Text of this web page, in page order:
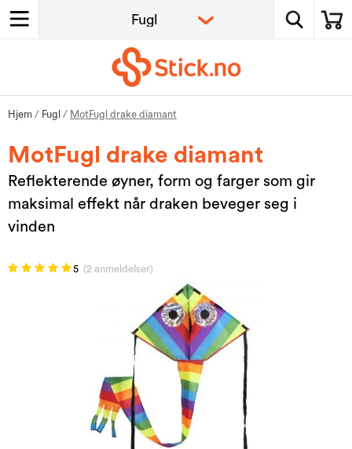
Hjem / Fugl / MotFugl drake diamant
MotFugl drake diamant
Reflekterende øyner, form og farger som gir
maksimal effekt når draken beveger seg i
vinden
5 (2 anmeldelser)